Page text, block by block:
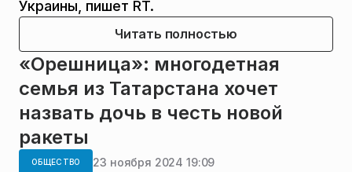
Украины, пишет RT.
Читать полностью
«Орешница»: многодетная
семья из Татарстана хочет
назвать дочь в честь новой
ракеты
ОБЩЕСТВО 23 ноября 2024 19:09